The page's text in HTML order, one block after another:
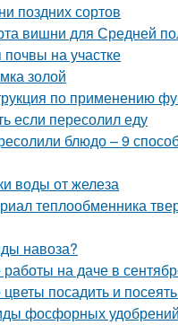
поздних сортов
вишни для Средней
почвы на участке
золой
по применению
если пересолил еду
блюдо – 9
воды от железа
теплообменника
навоза?
на даче в
посадить и
фосфорных